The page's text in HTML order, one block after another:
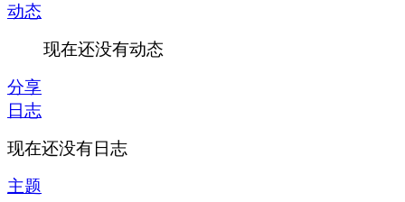
动态
现在还没有动态
分享
日志
现在还没有日志
主题